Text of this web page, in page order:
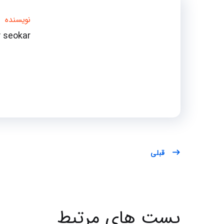
نویسنده
seokar
قبلی
پست های مرتبط